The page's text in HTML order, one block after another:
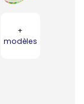
+
modèles